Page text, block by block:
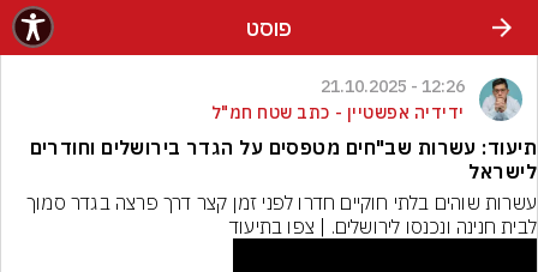
פוסט
12:26 - 21.10.2025
ידידיה אפשטיין - כתב שטח חמ"ל
תיעוד: עשרות שב"חים מטפסים על הגדר בירושלים וחודרים
לישראל
לבית חנינה ונכנסו לירושלים. | צפו בתיעוד